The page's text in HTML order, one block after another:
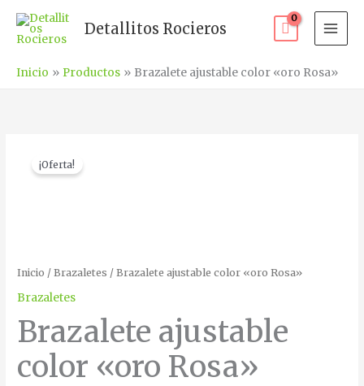
Detallitos Rocieros
Inicio Productos Brazalete ajustable color «oro Rosa»
¡Oferta!
Inicio /Brazaletes / Brazalete ajustable color «oro Rosa»
Brazaletes
Brazalete ajustable
color «oro Rosa»
El
€8.00.€5.80.
ajustable